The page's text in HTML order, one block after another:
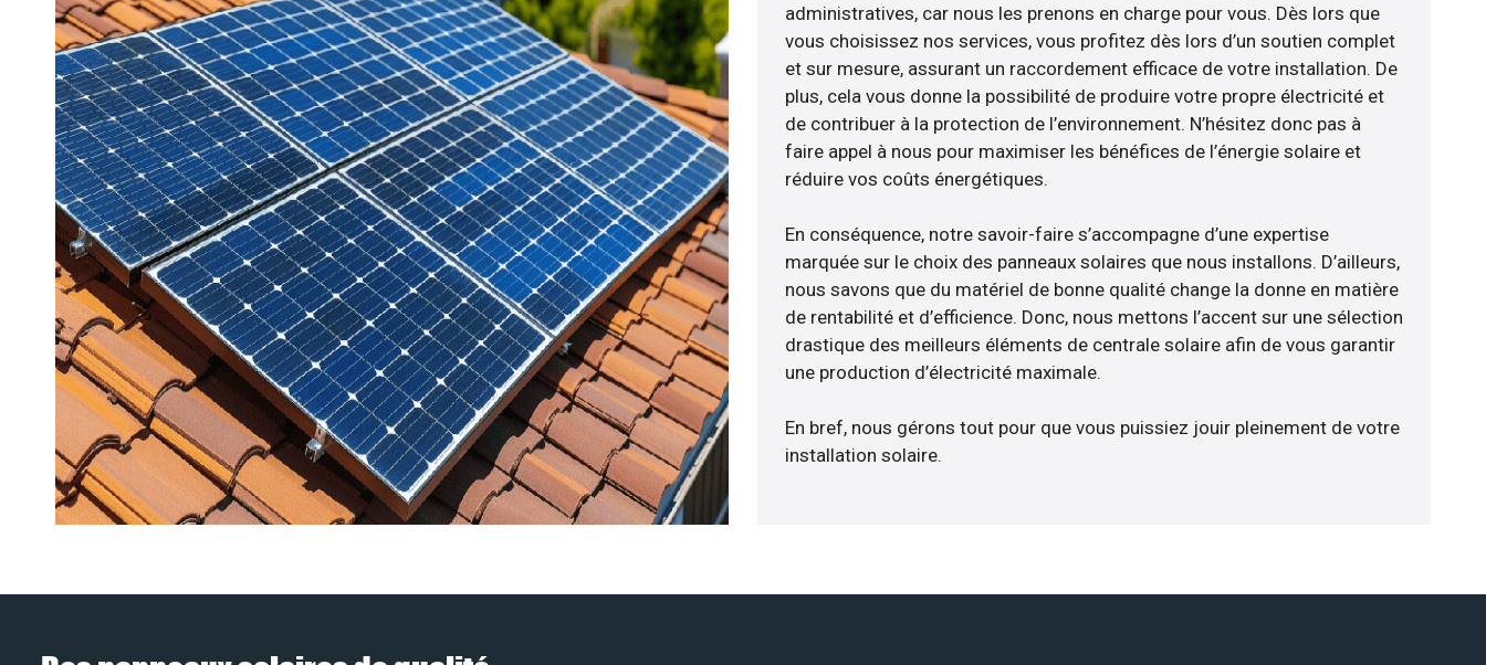
administratives, car nous les prenons en charge pour vous. Dès lors que
vous choisissez nos services, vous profitez dès lors d’un soutien complet
et sur mesure, assurant un raccordement efficace de votre installation. De
plus, cela vous donne la possibilité de produire votre propre électricité et
de contribuer à la protection de l’environnement. N’hésitez donc pas à
faire appel à nous pour maximiser les bénéfices de l’énergie solaire et
réduire vos coûts énergétiques.
En conséquence, notre savoir-faire s’accompagne d’une expertise
marquée sur le choix des panneaux solaires que nous installons. D’ailleurs,
nous savons que du matériel de bonne qualité change la donne en matière
de rentabilité et d’efficience. Donc, nous mettons l’accent sur une sélection
drastique des meilleurs éléments de centrale solaire afin de vous garantir
une production d’électricité maximale.
En bref, nous gérons tout pour que vous puissiez jouir pleinement de votre
installation solaire.